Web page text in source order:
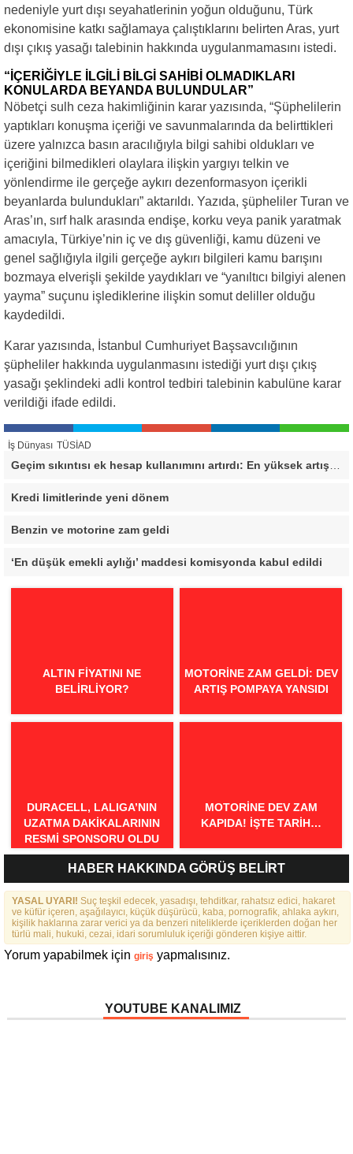
nedeniyle yurt dışı seyahatlerinin yoğun olduğunu, Türk
ekonomisine katkı sağlamaya çalıştıklarını belirten Aras, yurt
dışı çıkış yasağı talebinin hakkında uygulanmamasını istedi.
“İÇERİĞİYLE İLGİLİ BİLGİ SAHİBİ OLMADIKLARI
KONULARDA BEYANDA BULUNDULAR”
Nöbetçi sulh ceza hakimliğinin karar yazısında, “Şüphelilerin
yaptıkları konuşma içeriği ve savunmalarında da belirttikleri
üzere yalnızca basın aracılığıyla bilgi sahibi oldukları ve
içeriğini bilmedikleri olaylara ilişkin yargıyı telkin ve
yönlendirme ile gerçeğe aykırı dezenformasyon içerikli
beyanlarda bulundukları” aktarıldı. Yazıda, şüpheliler Turan ve
Aras’ın, sırf halk arasında endişe, korku veya panik yaratmak
amacıyla, Türkiye’nin iç ve dış güvenliği, kamu düzeni ve
genel sağlığıyla ilgili gerçeğe aykırı bilgileri kamu barışını
bozmaya elverişli şekilde yaydıkları ve “yanıltıcı bilgiyi alenen
yayma” suçunu işlediklerine ilişkin somut deliller olduğu
kaydedildi.
Karar yazısında, İstanbul Cumhuriyet Başsavcılığının
şüpheliler hakkında uygulanmasını istediği yurt dışı çıkış
yasağı şeklindeki adli kontrol tedbiri talebinin kabulüne karar
verildiği ifade edildi.
İş Dünyası TÜSİAD
Kredi limitlerinde yeni dönem
Benzin ve motorine zam geldi
‘En düşük emekli aylığı’ maddesi komisyonda kabul edildi
ALTIN FIYATINI NE
BELIRLIYOR?
MOTORINE ZAM GELDI: DEV
ARTIŞ POMPAYA YANSIDI
DURACELL, LALIGA’NIN
UZATMA DAKIKALARININ
RESMI SPONSORU OLDU
MOTORINE DEV ZAM
KAPIDA! İŞTE TARIH…
HABER HAKKINDA GÖRÜŞ BELİRT
YASAL UYARI! Suç teşkil edecek, yasadışı, tehditkar, rahatsız edici, hakaret
ve küfür içeren, aşağılayıcı, küçük düşürücü, kaba, pornografik, ahlaka aykırı,
kişilik haklarına zarar verici ya da benzeri niteliklerde içeriklerden doğan her
türlü mali, hukuki, cezai, idari sorumluluk içeriği gönderen kişiye aittir.
Yorum yapabilmek için giriş yapmalısınız.
YOUTUBE KANALIMIZ